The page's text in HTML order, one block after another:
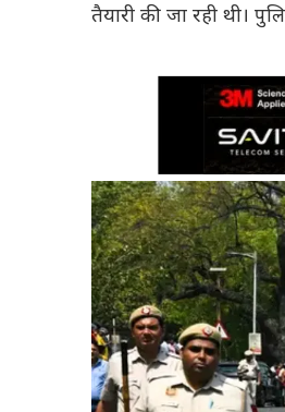
तैयारी की जा रही थी।